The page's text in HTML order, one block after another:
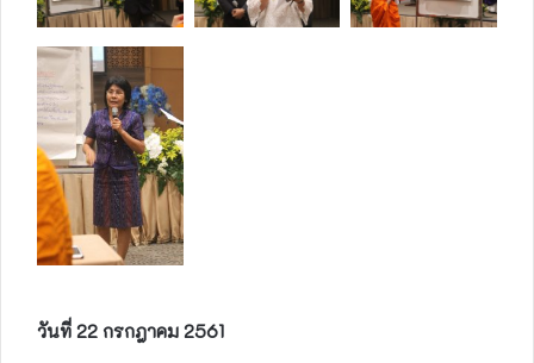
วันที่ 22 กรกฎาคม 2561